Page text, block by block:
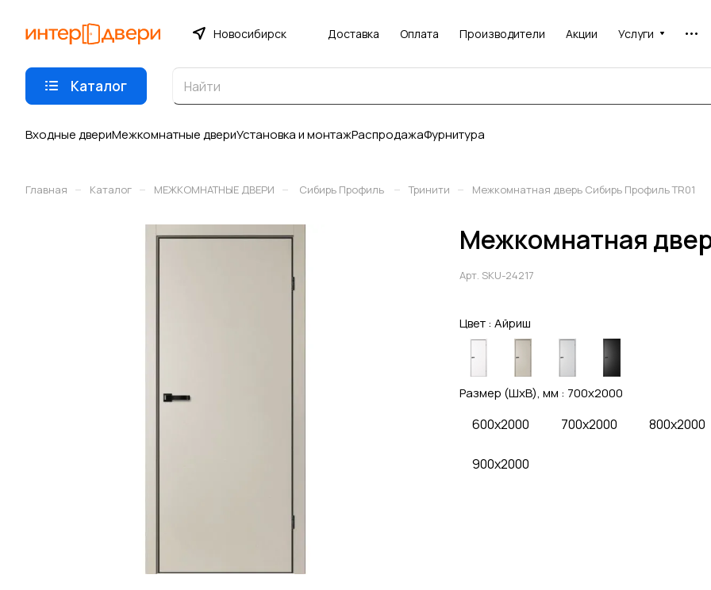
Новосибирск Доставка Оплата Производители Акции Услуги
Каталог
Входные двериМежкомнатные двериУстановка и монтажРаспродажаФурнитура
Главная – Каталог – МЕЖКОМНАТНЫЕ ДВЕРИ – Сибирь Профиль – Тринити – Межкомнатная дверь Сибирь Профиль TR01
Межкомнатная
Арт. SKU-24217
Цвет : Айриш
Размер (ШхВ), мм : 700x2000
600x2000 700x2000 800x2000
900x2000